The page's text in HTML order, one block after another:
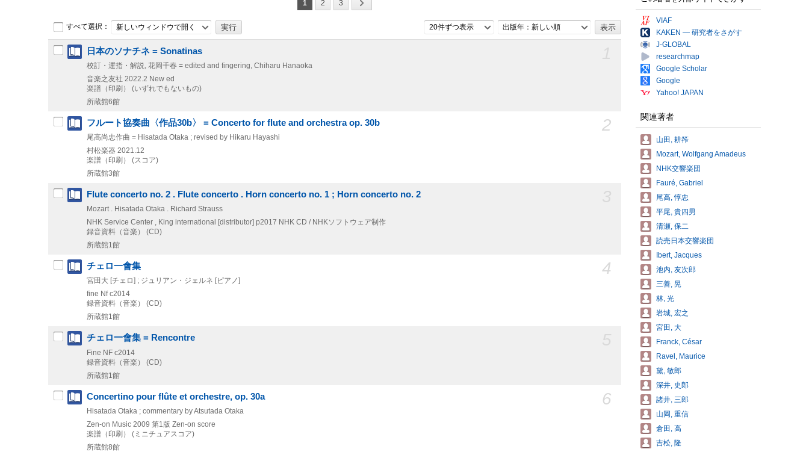
1 2 3
すべて選択： 新しいウィンドウで開く 20件ずつ表示 出版年：新しい順
日本のソナチネ = Sonatinas
校訂・運指・解説, 花岡千春 = edited and fingering, Chiharu Hanaoka
音楽之友社 2022.2 New ed
楽譜（印刷） (いずれでもないもの)
所蔵館6館
2
フルート協奏曲〈作品30b〉 = Concerto for flute and orchestra op. 30b
尾高尚忠作曲 = Hisatada Otaka ; revised by Hikaru Hayashi
村松楽器 2021.12
楽譜（印刷） (スコア)
所蔵館3館
Flute concerto no. 2 . Flute concerto . Horn concerto no. 1 ; Horn concerto no. 2
Mozart . Hisatada Otaka . Richard Strauss
NHK Service Center , King international [distributor] p2017 NHK CD / NHKソフトウェア制作
録音資料（音楽） (CD)
所蔵館1館
4
チェロ一會集
宮田大 [チェロ] ; ジュリアン・ジェルネ [ピアノ]
fine Nf c2014
録音資料（音楽） (CD)
所蔵館1館
チェロ一會集 = Rencontre
Fine NF c2014
録音資料（音楽） (CD)
所蔵館1館
6
Concertino pour flûte et orchestre, op. 30a
Hisatada Otaka ; commentary by Atsutada Otaka
Zen-on Music 2009 第1版 Zen-on score
楽譜（印刷） (ミニチュアスコア)
所蔵館8館
VIAF
KAKEN — 研究者をさがす
J-GLOBAL
researchmap
Google Scholar
Google
Yahoo! JAPAN
関連著者
山田, 耕筰
Mozart, Wolfgang Amadeus
NHK交響楽団
Fauré, Gabriel
尾高, 惇忠
平尾, 貴四男
清瀬, 保二
読売日本交響楽団
Ibert, Jacques
池内, 友次郎
三善, 晃
林, 光
岩城, 宏之
宮田, 大
Franck, César
Ravel, Maurice
黛, 敏郎
深井, 史郎
諸井, 三郎
山岡, 重信
倉田, 高
吉松, 隆